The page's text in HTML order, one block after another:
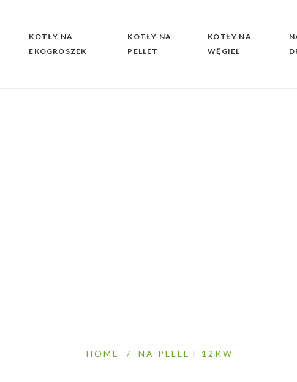
KOTŁY NA
EKOGROSZEK
KOTŁY NA
PELLET
KOTŁY NA
WĘGIEL
HOME / NA PELLET 12KW